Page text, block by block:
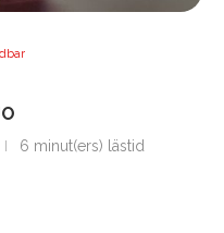
6 minut(ers) lästid